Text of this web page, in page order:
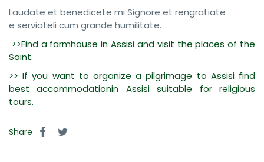
Laudate et benedicete mi Signore et rengratiate
e serviateli cum grande humilitate.
>>Find a farmhouse in Assisi and visit the places of the
Saint.
>> If you want to organize a pilgrimage to Assisi find
best accommodationin Assisi suitable for religious
tours.
Share